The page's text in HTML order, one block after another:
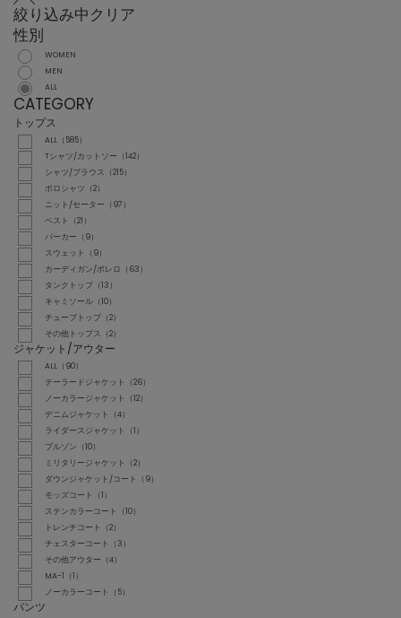
絞り込み中クリア
性別
WOMEN
MEN
ALL
CATEGORY
トップス
ALL（585）
Tシャツ/カットソー（142）
シャツ/ブラウス（215）
ポロシャツ（2）
ニット/セーター（97）
ベスト（21）
パーカー（9）
スウェット（9）
カーディガン/ボレロ（63）
タンクトップ（13）
キャミソール（10）
チューブトップ（2）
その他トップス（2）
ジャケット/アウター
ALL（90）
テーラードジャケット（26）
ノーカラージャケット（12）
デニムジャケット（4）
ライダースジャケット（1）
ブルゾン（10）
ミリタリージャケット（2）
ダウンジャケット/コート（9）
モッズコート（1）
ステンカラーコート（10）
トレンチコート（2）
チェスターコート（3）
その他アウター（4）
MA-1（1）
ノーカラーコート（5）
パンツ